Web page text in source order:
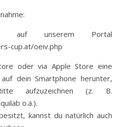
auf unserem Portal
cup.at/oeiv.php
oder via Apple Store eine
dein Smartphone herunter,
aufzuzeichnen (z. B.
o.ä.).
kannst du natürlich auch